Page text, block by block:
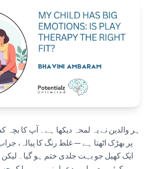
Blog
Book Appointment
ہر والدین نے یہ لمحہ دیکھا ہے۔ آپ کا
پر بھڑک اٹھتا ہے — غلط رنگ کا پیالہ،
ایک کھیل جو بہت جلدی ختم ہو گیا۔